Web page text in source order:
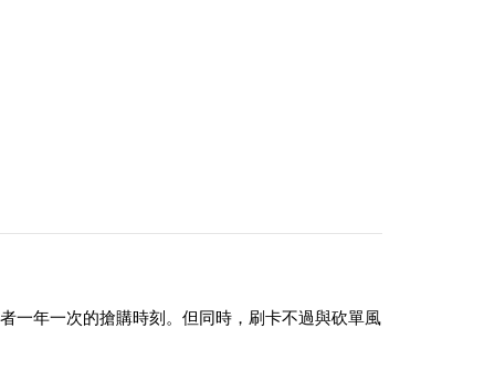
一年一次的搶購時刻。但同時，刷卡不過與砍單風